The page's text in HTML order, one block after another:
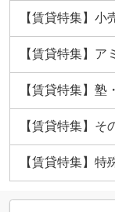
【賃貸特集】小
【賃貸特集】ア
【賃貸特集】塾
【賃貸特集】そ
【賃貸特集】特